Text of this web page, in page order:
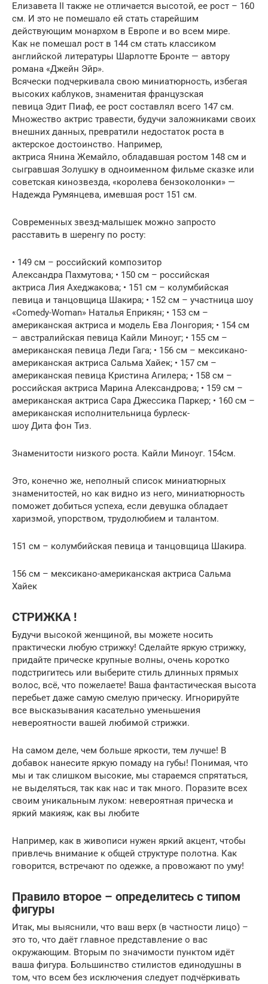
Елизавета II также не отличается высотой, ее рост – 160
см. И это не помешало ей стать старейшим
действующим монархом в Европе и во всем мире.
Как не помешал рост в 144 см стать классиком
английской литературы Шарлотте Бронте — автору
романа «Джейн Эйр».
Всячески подчеркивала свою миниатюрность, избегая
высоких каблуков, знаменитая французская
певица Эдит Пиаф, ее рост составлял всего 147 см.
Множество актрис травести, будучи заложниками своих
внешних данных, превратили недостаток роста в
актерское достоинство. Например,
актриса Янина Жемайло, обладавшая ростом 148 см и
сыгравшая Золушку в одноименном фильме сказке или
советская кинозвезда, «королева бензоколонки» —
Надежда Румянцева, имевшая рост 151 см.
Современных звезд-малышек можно запросто
расставить в шеренгу по росту:
• 149 см – российский композитор
Александра Пахмутова; • 150 см – российская
актриса Лия Ахеджакова; • 151 см – колумбийская
певица и танцовщица Шакира; • 152 см – участница шоу
«Comedy-Woman» Наталья Еприкян; • 153 см –
американская актриса и модель Ева Лонгория; • 154 см
– австралийская певица Кайли Миноуг; • 155 см –
американская певица Леди Гага; • 156 см – мексикано-
американская актриса Сальма Хайек; • 157 см –
американская певица Кристина Агилера; • 158 см –
российская актриса Марина Александрова; • 159 см –
американская актриса Сара Джессика Паркер; • 160 см –
американская исполнительница бурлеск-
шоу Дита фон Тиз.
Знаменитости низкого роста. Кайли Миноуг. 154см.
Это, конечно же, неполный список миниатюрных
знаменитостей, но как видно из него, миниатюрность
поможет добиться успеха, если девушка обладает
харизмой, упорством, трудолюбием и талантом.
151 см – колумбийская певица и танцовщица Шакира.
156 см – мексикано-американская актриса Сальма
Хайек
СТРИЖКА !
Будучи высокой женщиной, вы можете носить
практически любую стрижку! Сделайте яркую стрижку,
придайте прическе крупные волны, очень коротко
подстригитесь или выберите стиль длинных прямых
волос, всё, что пожелаете! Ваша фантастическая высота
перебьет даже самую смелую прическу. Игнорируйте
все высказывания касательно уменьшения
невероятности вашей любимой стрижки.
На самом деле, чем больше яркости, тем лучше! В
добавок нанесите яркую помаду на губы! Понимая, что
мы и так слишком высокие, мы стараемся спрятаться,
не выделяться, так как нас и так много. Поразите всех
своим уникальным луком: невероятная прическа и
яркий макияж, как вы любите
Например, как в живописи нужен яркий акцент, чтобы
привлечь внимание к общей структуре полотна. Как
говорится, встречают по одежке, а провожают по уму!
Правило второе – определитесь с типом
фигуры
Итак, мы выяснили, что ваш верх (в частности лицо) –
это то, что даёт главное представление о вас
окружающим. Вторым по значимости пунктом идёт
ваша фигура. Большинство стилистов единодушны в
том, что всем без исключения следует подчёркивать